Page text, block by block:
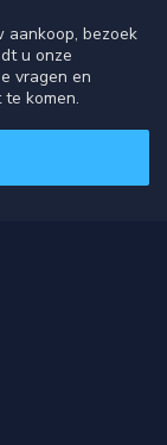
bezoek
u onze
vragen en
komen.